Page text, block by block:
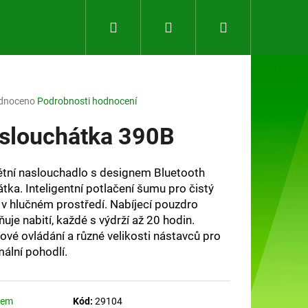
Přihlášení
Podrobnosti hodnocení
390B
naslouchadlo s designem Bluetooth
Inteligentní potlačení šumu pro čistý
hlučném prostředí. Nabíjecí pouzdro
nabití, každé s výdrží až 20 hodin.
ovládání a různé velikosti nástavců pro
pohodlí.
Kód: 29104